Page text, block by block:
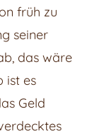
früh zu
seiner
das wäre
ist es
Geld